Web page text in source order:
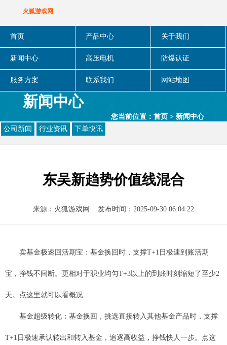
火狐游戏网
首页 产品中心 关于我们
新闻中心 高压电机 防爆认证
服务方案 联系我们 网站地图
新闻中心
您当前位置：首页 >新闻中心
公司新闻
行业资讯 下单快讯
东吴新趋势价值线混合
来源： 火狐游戏网 发布时间：2025-09-30 06:04:22
卖基金极速回活期宝：基金换回时，支撑T+1日极速到账活期
宝，挣钱不间断。更相对于职业均匀T+3以上的到账时刻缩短了至少2
天。点这里就可以看概况
基金超级转化：基金换回，挑选直接转入其他基金产品时，支撑
T+1日极速承认转出和转入基金，追逐高收益，挣钱快人一步。点这